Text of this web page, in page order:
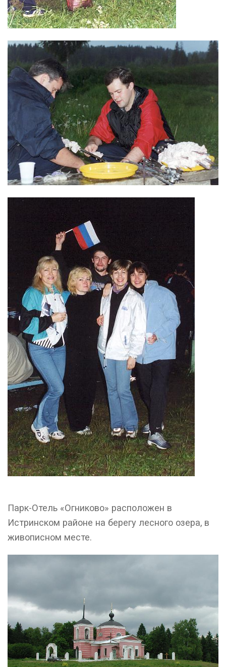
Парк-Отель «Огниково» расположен в
Истринском районе на берегу лесного озера, в
живописном месте.